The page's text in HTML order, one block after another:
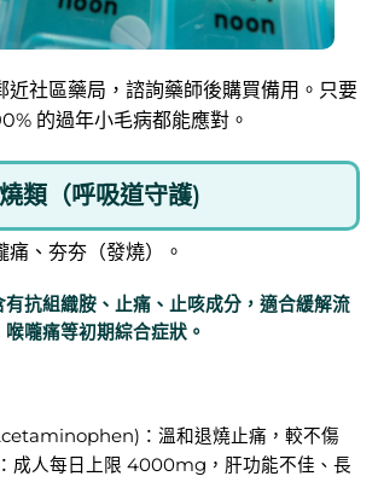
近社區藥局，諮詢藥師後購買備用。只要
的過年小毛病都能應對。
類（呼吸道守護)
、夯夯（發燒）。
抗組織胺、止痛、止咳成分，適合緩解流
嚨痛等初期綜合症狀。
：溫和退燒止痛，較不傷
成人每日上限 4000mg，肝功能不佳、長